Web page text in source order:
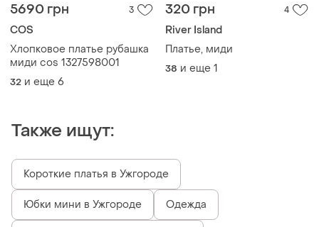
5690 грн 3
COS
Хлопковое платье рубашка
миди cos 1327598001
32 и еще 6
320 грн 4
River Island
Платье, миди
38 и еще 1
Также ищут:
Короткие платья в Ужгороде
Юбки мини в Ужгороде Одежда